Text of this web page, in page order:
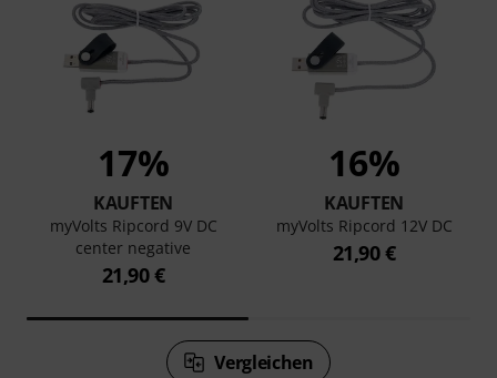
17%
KAUFTEN
myVolts Ripcord 9V DC
center negative
21,90 €
16%
KAUFTEN
myVolts Ripcord 12V DC
21,90 €
Vergleichen